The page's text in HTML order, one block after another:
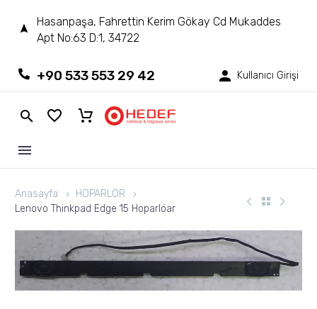
Hasanpaşa, Fahrettin Kerim Gökay Cd Mukaddes
Apt No:63 D:1, 34722
+90 533 553 29 42 Kullanıcı Girişi
Anasayfa
HOPARLÖR
Lenovo Thinkpad Edge 15 Hoparlöar